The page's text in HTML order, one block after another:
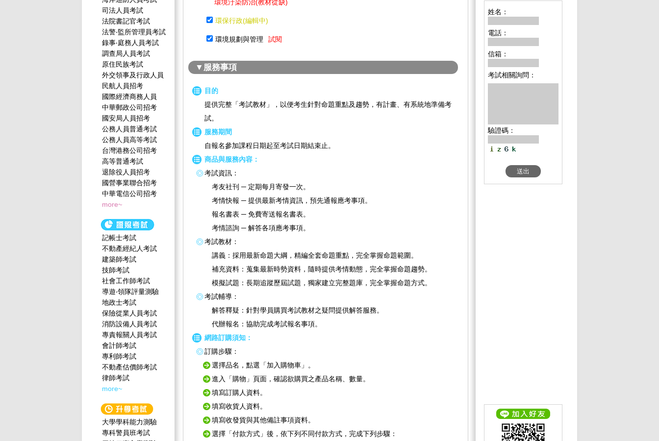
司法人員考試
法院書記官考試
法警‧監所管理員考試
錄事‧庭務人員考試
調查局人員考試
原住民族考試
外交領事及行政人員
民航人員招考
國際經濟商務人員
中華郵政公司招考
國安局人員招考
公務人員普通考試
公務人員高等考試
台灣港務公司招考
高等普通考試
退除役人員招考
國營事業聯合招考
中華電信公司招考
more~
記帳士考試
不動產經紀人考試
建築師考試
技師考試
社會工作師‍考試
導遊‧領隊評量測驗
地政士考試
保險從業人員考試
消防設備人員考試
專責報關人員考試
會計師考試
專利師考試
不動產估價師考試
律師考試
more~
大學學科能力測驗
專科警員班考試
環境汙染防治(教材從缺)
環保行政(編輯中)
環境規劃與管理 試閱
▼服務事項
目的
提供完整「考試教材」，以便考生針對命題重點及趨勢，有計畫、有系統地準備考
試。
服務期間
自報名參加課程日期起至考試日期結束止。
商品與服務內容：
考試資訊：
考友社刊 ─ 定期每月寄發一次。
考情快報 ─ 提供最新考情資訊，預先通報應考事項。
報名書表 ─ 免費寄送報名書表。
考情諮詢 ─ 解答各項應考事項。
考試教材：
講義：採用最新命題大綱，精編全套命題重點，完全掌握命題範圍。
補充資料：蒐集最新時勢資料，隨時提供考情動態，完全掌握命題趨勢。
模擬試題：長期追蹤歷屆試題，獨家建立完整題庫，完全掌握命題方式。
考試輔導：
解答釋疑：針對學員購買考試教材之疑問提供解答服務。
代辦報名：協助完成考試報名事項。
網路訂購須知：
訂購步驟：
選擇品名，點選「加入購物車」。
進入「購物」頁面，確認欲購買之產品名稱、數量。
填寫訂購人資料。
填寫收貨人資料。
填寫收發貨與其他備註事項資料。
選擇「付款方式」後，依下列不同付款方式，完成下列步驟：
姓名：
電話：
信箱：
考試相關詢問：
驗證碼：